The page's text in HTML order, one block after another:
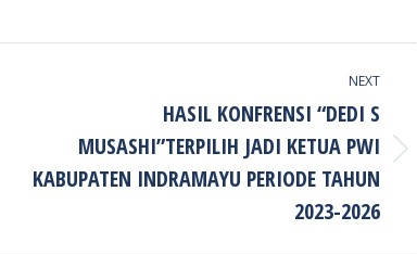
NEXT
post:
HASIL KONFRENSI “DEDI S
MUSASHI”TERPILIH JADI KETUA PWI
KABUPATEN INDRAMAYU PERIODE TAHUN
2023-2026